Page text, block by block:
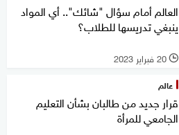
العالم أمام سؤال "شائك".. أي المواد
ينبغي تدريسها للطلاب؟
l 20 فبراير 2023
عالم
قرار جديد من طالبان بشأن التعليم
الجامعي للمرأة